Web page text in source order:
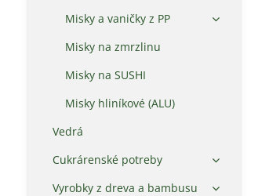
Misky a vaničky z PP
Misky na zmrzlinu
Misky na SUSHI
Misky hliníkové (ALU)
Vedrá
Cukrárenské potreby
Vyrobky z dreva a bambusu